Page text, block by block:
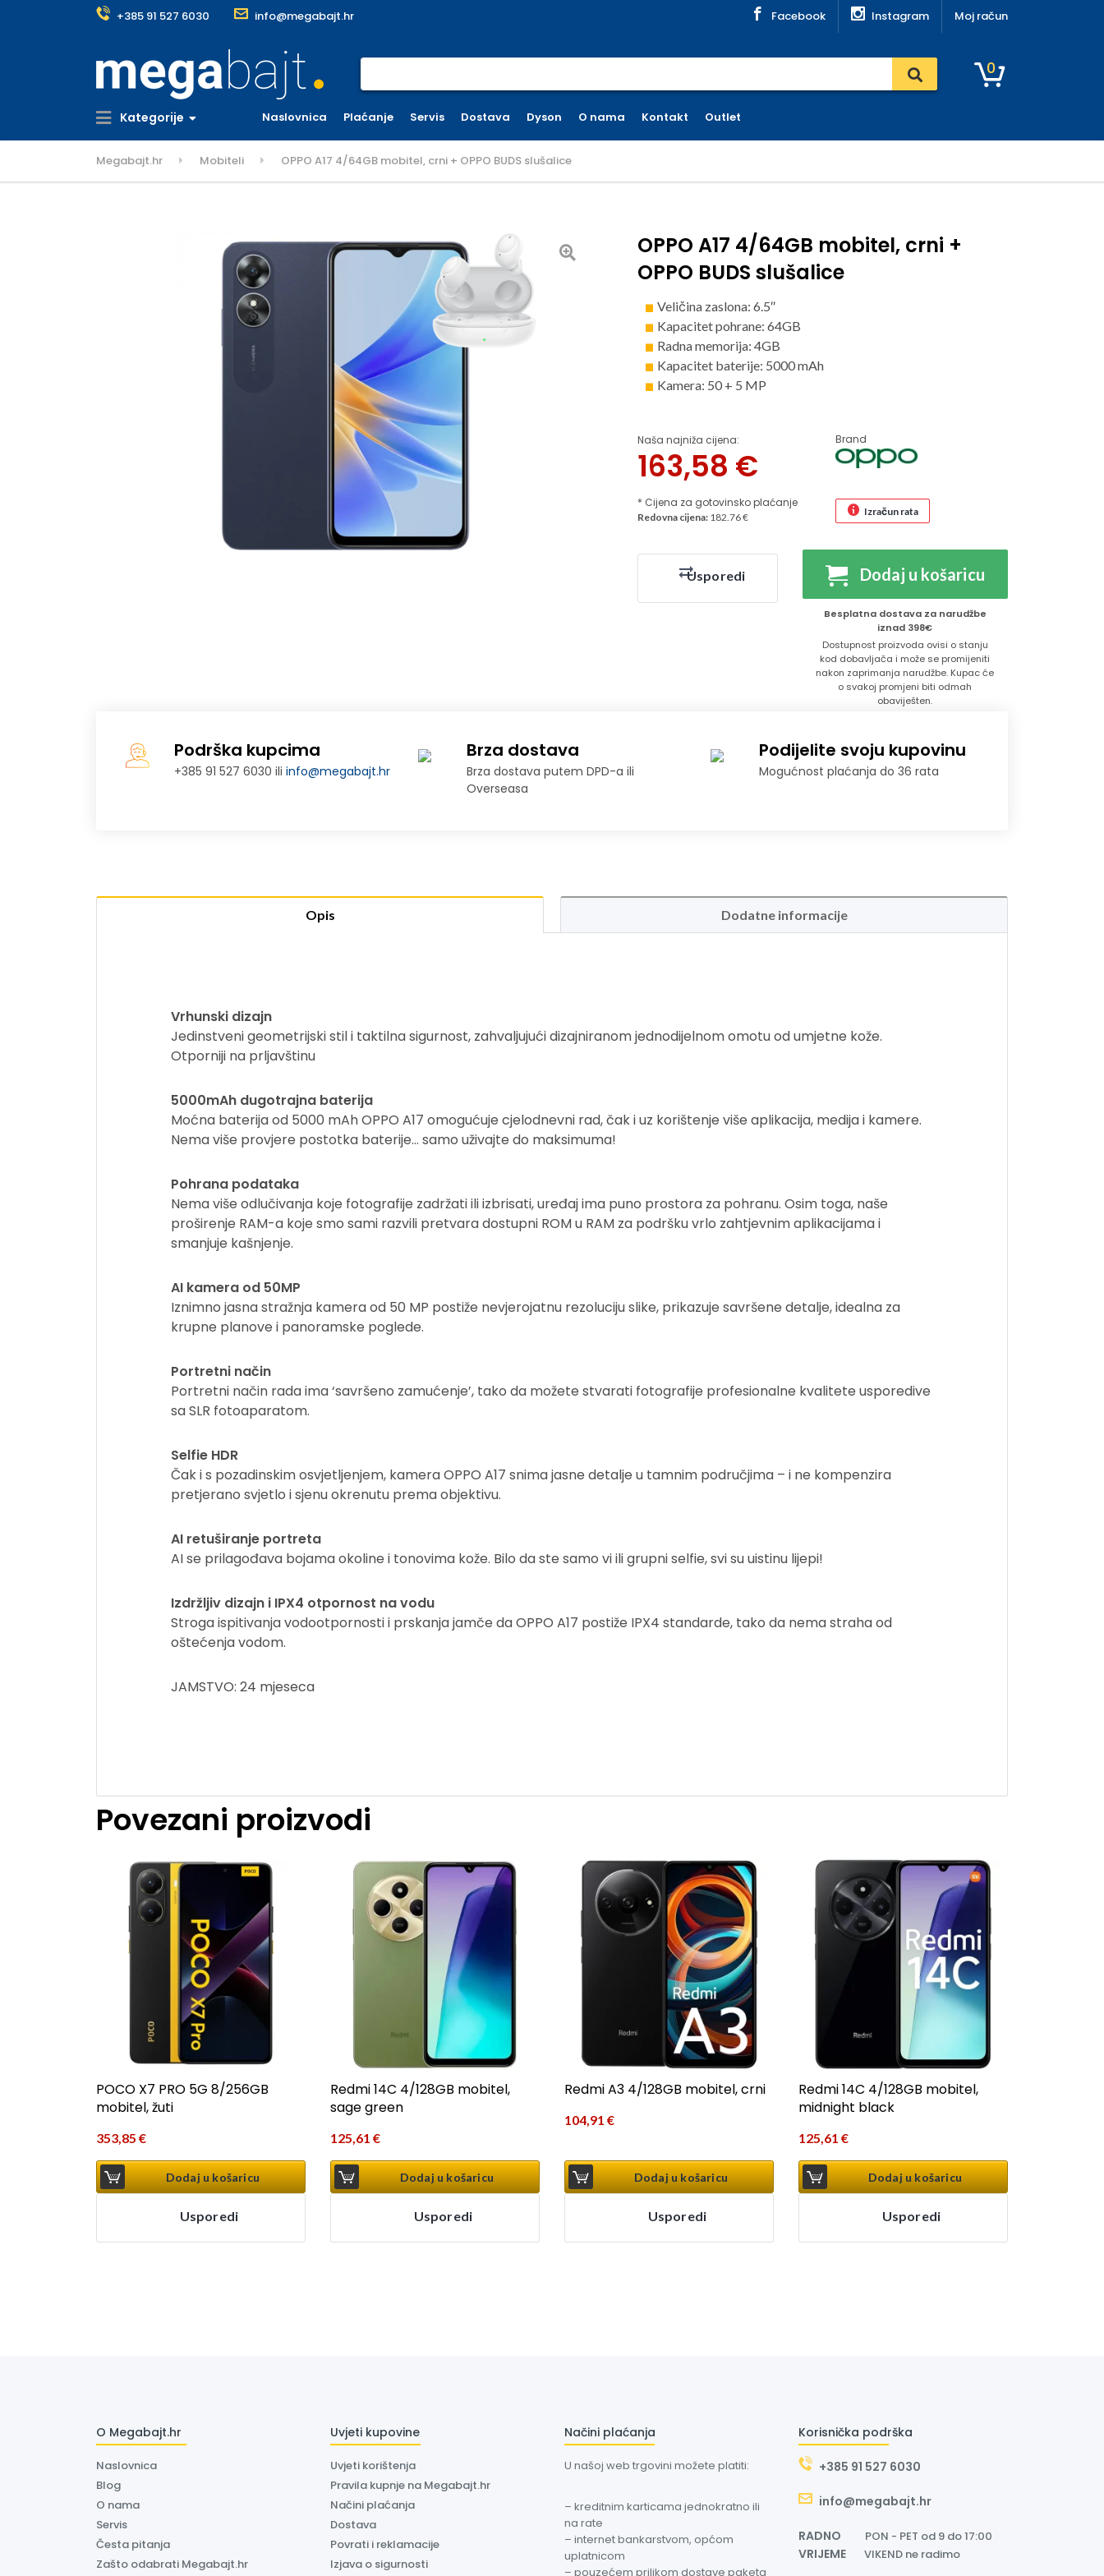
+385 91 527 6030 info@megabajt.hr Facebook Instagram Moj račun
0
Kategorije Naslovnica Plaćanje Servis Dostava Dyson O nama Kontakt Outlet
Megabajt.hr Mobiteli OPPO A17 4/64GB mobitel, crni + OPPO BUDS slušalice
OPPO A17 4/64GB mobitel, crni +
OPPO BUDS slušalice
Veličina zaslona: 6.5″
Kapacitet pohrane: 64GB
Radna memorija: 4GB
Kapacitet baterije: 5000 mAh
Kamera: 50 + 5 MP
Naša najniža cijena:
163,58 €
* Cijena za gotovinsko plaćanje
Brand
Redovna cijena: 182.76 € Izračun rata
Usporedi Dodaj u košaricu
Besplatna dostava za narudžbe
iznad 398€
Dostupnost proizvoda ovisi o stanju
kod dobavljača i može se promijeniti
nakon zaprimanja narudžbe. Kupac će
o svakoj promjeni biti odmah
obaviješten.
Podrška kupcima
+385 91 527 6030 iliinfo@megabajt.hr
Brza dostava
Brza dostava putem DPD-a ili
Overseasa
Podijelite svoju kupovinu
Mogućnost plaćanja do 36 rata
Opis Dodatne informacije
Vrhunski dizajn
Jedinstveni geometrijski stil i taktilna sigurnost, zahvaljujući dizajniranom jednodijelnom omotu od umjetne kože.
Otporniji na prljavštinu
5000mAh dugotrajna baterija
Moćna baterija od 5000 mAh OPPO A17 omogućuje cjelodnevni rad, čak i uz korištenje više aplikacija, medija i kamere.
Nema više provjere postotka baterije… samo uživajte do maksimuma!
Pohrana podataka
Nema više odlučivanja koje fotografije zadržati ili izbrisati, uređaj ima puno prostora za pohranu. Osim toga, naše
proširenje RAM-a koje smo sami razvili pretvara dostupni ROM u RAM za podršku vrlo zahtjevnim aplikacijama i
smanjuje kašnjenje.
AI kamera od 50MP
Iznimno jasna stražnja kamera od 50 MP postiže nevjerojatnu rezoluciju slike, prikazuje savršene detalje, idealna za
krupne planove i panoramske poglede.
Portretni način
Portretni način rada ima ‘savršeno zamućenje’, tako da možete stvarati fotografije profesionalne kvalitete usporedive
sa SLR fotoaparatom.
Selfie HDR
Čak i s pozadinskim osvjetljenjem, kamera OPPO A17 snima jasne detalje u tamnim područjima – i ne kompenzira
pretjerano svjetlo i sjenu okrenutu prema objektivu.
AI retuširanje portreta
AI se prilagođava bojama okoline i tonovima kože. Bilo da ste samo vi ili grupni selfie, svi su uistinu lijepi!
Izdržljiv dizajn i IPX4 otpornost na vodu
Stroga ispitivanja vodootpornosti i prskanja jamče da OPPO A17 postiže IPX4 standarde, tako da nema straha od
oštećenja vodom.
JAMSTVO: 24 mjeseca
Povezani proizvodi
POCO X7 PRO 5G 8/256GB
mobitel, žuti
353,85 €
Dodaj u košaricu
Usporedi
Redmi 14C 4/128GB mobitel,
sage green
125,61 €
Dodaj u košaricu
Usporedi
Redmi A3 4/128GB mobitel, crni
104,91 €
Dodaj u košaricu
Usporedi
Redmi 14C 4/128GB mobitel,
midnight black
125,61 €
Dodaj u košaricu
Usporedi
O Megabajt.hr
Naslovnica
Blog
O nama
Servis
Česta pitanja
Zašto odabrati Megabajt.hr
Uvjeti kupovine
Uvjeti korištenja
Pravila kupnje na Megabajt.hr
Načini plaćanja
Dostava
Povrati i reklamacije
Izjava o sigurnosti
Načini plaćanja
U našoj web trgovini možete platiti:
– kreditnim karticama jednokratno ili
na rate
– internet bankarstvom, općom
uplatnicom
– pouzećem prilikom dostave paketa
Korisnička podrška
+385 91 527 6030
info@megabajt.hr
RADNO PON - PET od 9 do 17:00
VRIJEME VIKEND ne radimo